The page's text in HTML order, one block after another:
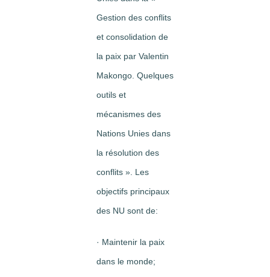
Gestion des conflits
et consolidation de
la paix par Valentin
Makongo. Quelques
outils et
mécanismes des
Nations Unies dans
la résolution des
conflits ». Les
objectifs principaux
des NU sont de:
· Maintenir la paix
dans le monde;